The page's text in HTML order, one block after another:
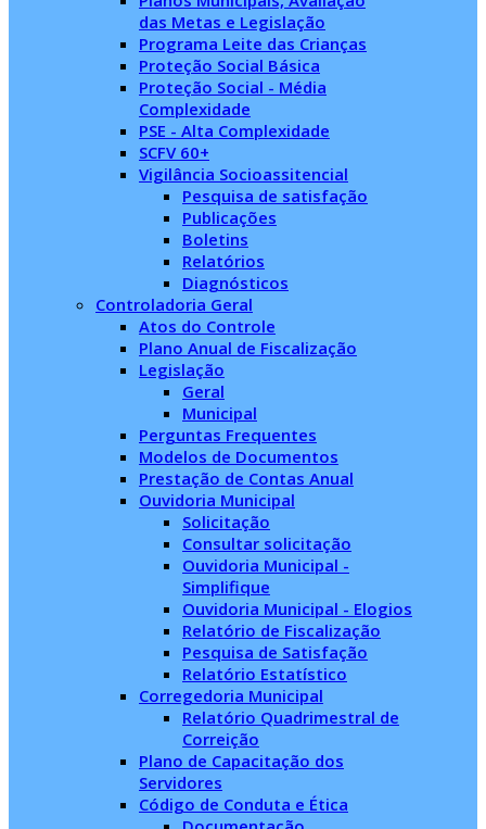
das Metas e Legislação
Programa Leite das Crianças
Proteção Social Básica
Proteção Social - Média
Complexidade
PSE - Alta Complexidade
SCFV 60+
Vigilância Socioassitencial
Pesquisa de satisfação
Publicações
Boletins
Relatórios
Diagnósticos
Controladoria Geral
Atos do Controle
Plano Anual de Fiscalização
Legislação
Geral
Municipal
Perguntas Frequentes
Modelos de Documentos
Prestação de Contas Anual
Ouvidoria Municipal
Solicitação
Consultar solicitação
Ouvidoria Municipal -
Simplifique
Ouvidoria Municipal - Elogios
Relatório de Fiscalização
Pesquisa de Satisfação
Relatório Estatístico
Corregedoria Municipal
Relatório Quadrimestral de
Correição
Plano de Capacitação dos
Servidores
Código de Conduta e Ética